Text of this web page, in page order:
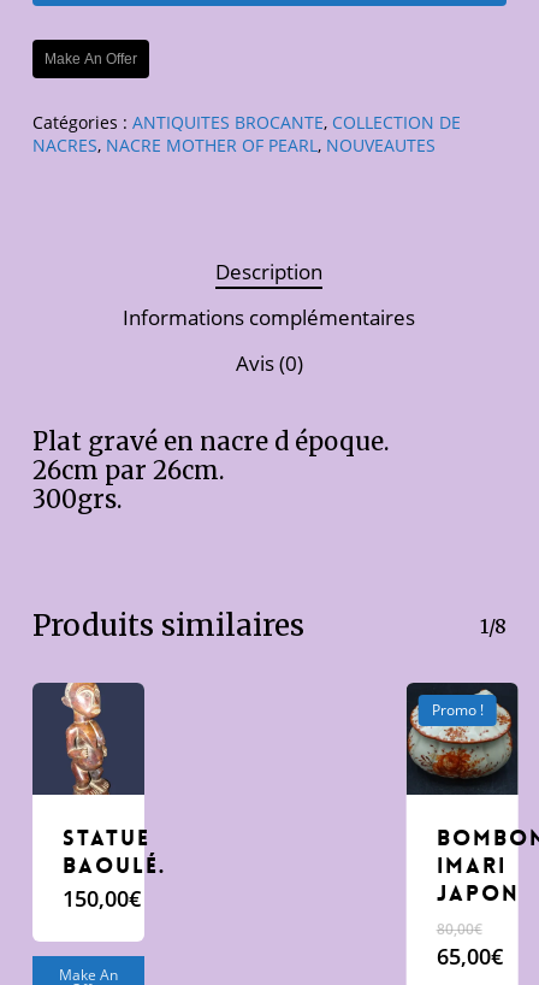
Make An Offer
Catégories : ANTIQUITES BROCANTE, COLLECTION DE
NACRES, NACRE MOTHER OF PEARL, NOUVEAUTES
Description
Informations complémentaires
Avis (0)
Plat gravé en nacre d époque.
26cm par 26cm.
300grs.
Produits similaires 1/8
Statue
Baoulé.
150,00€
Make An
Promo !
Imari
Japon
80,00€Le
prix
65,00€